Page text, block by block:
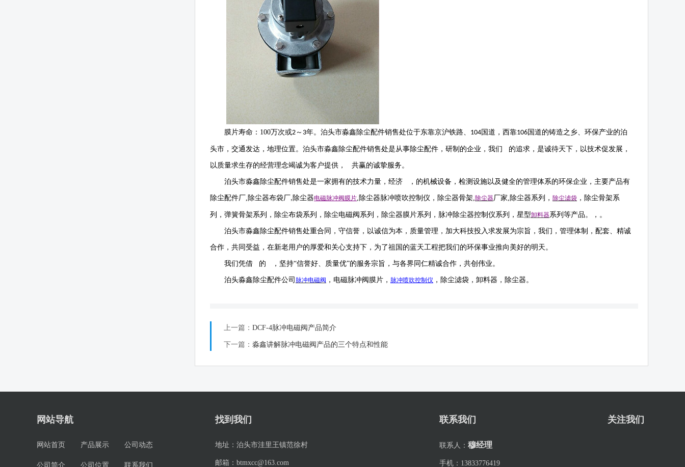
膜片寿命： 100万次或2 ～ 3年。泊头市淼鑫除尘配件销售处位于东靠京沪铁路、 104国道，西靠106国道的铸造之乡、环保产业的泊
头市，交通发达，地理位置。泊头市淼鑫除尘配件销售处是从事除尘配件，研制的企业，我们 的追求，是诚待天下，以技术促发展，
以质量求生存的经营理念竭诚为客户提供， 共赢的诚挚服务。
泊头市淼鑫除尘配件销售处是一家拥有的技术力量，经济 ，的机械设备，检测设施以及健全的管理体系的环保企业，主要产品有
除尘配件厂, 除尘器布袋厂, 除尘器电磁脉冲阀 膜片, 除尘器脉冲喷吹控制仪 ， 除尘器骨架,除尘器厂家, 除尘器系列， 除尘滤袋 ，除尘骨架系
列，弹簧骨架系列，除尘布袋系列，除尘电磁阀系列，除尘器膜片系列，脉冲除尘器控制仪系列，星型卸料器系列等产品。，。
泊头市淼鑫除尘配件销售处重合同，守信誉，以诚信为本，质量管理，加大科技投入求发展为宗旨，我们，管理体制，配套、精诚
合作，共同受益，在新老用户的厚爱和关心支持下，为了祖国的蓝天工程把我们的环保事业推向美好的明天。
我们凭借 的 ，坚持“信誉好、质量优”的服务宗旨，与各界同仁精诚合作，共创伟业。
泊头淼鑫除尘配件公司 脉冲电磁阀 ，电磁脉冲阀膜片， 脉冲喷吹控制仪 ，除尘滤袋，卸料器，除尘器。
上一篇： DCF-4脉冲电磁阀产品简介
下一篇： 淼鑫讲解脉冲电磁阀产品的三个特点和性能
网站导航
网站首页 产品展示 公司动态
公司简介 公司位置 联系我们
找到我们
地址： 泊头市洼里王镇范徐村
邮箱： btmxcc@163.com
联系我们
联系人： 穆经理
手机： 13833776419
关注我们